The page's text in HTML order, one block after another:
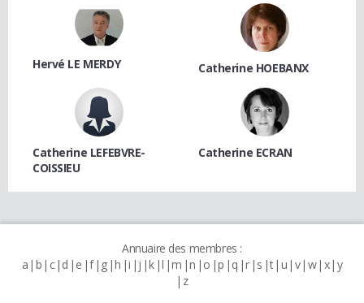
Hervé LE MERDY Catherine HOEBANX
Catherine LEFEBVRE-
COISSIEU
Catherine ECRAN
Annuaire des membres :
a b c d e f g h i j k l m n o p q r s t u v w x y
z